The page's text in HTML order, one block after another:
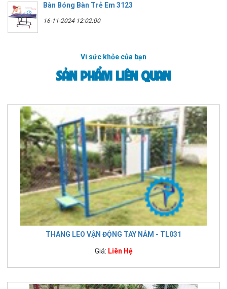
Bàn Bóng Bàn Trẻ Em 3123
16-11-2024 12:02:00
Vì sức khỏe của bạn
SẢN PHẨM LIÊN QUAN
THANG LEO VẬN ĐỘNG TAY NẮM - TL031
Giá: Liên Hệ